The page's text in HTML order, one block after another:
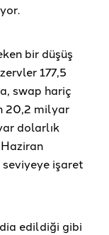
bir düşüş
177,5
swap hariç
20,2 milyar
dolarlık
işaret
edildiği gibi